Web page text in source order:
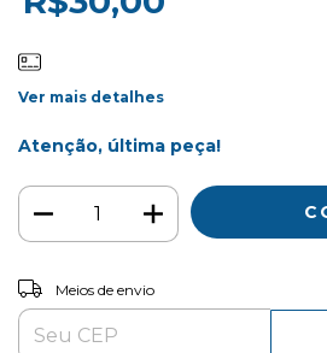
Ver mais detalhes
Atenção, última peça!
Entregas para o CEP:
Meios de envio